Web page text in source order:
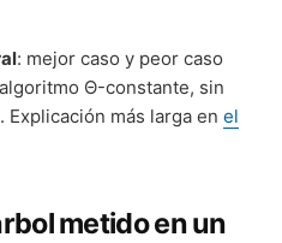
: mejor caso y peor caso
Θ-constante, sin
más larga en el
metido en un